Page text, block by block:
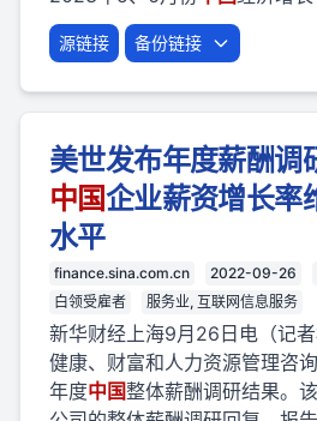
源链接 备份链接
美世发布年度薪酬调
中国企业薪资增长率
水平
finance.sina.com.cn 2022-09-26
白领受雇者
服务业, 互联网信息服务
新华财经上海9月26日电（记
健康、财富和人力资源管理咨
年度中国整体薪酬调研结果。